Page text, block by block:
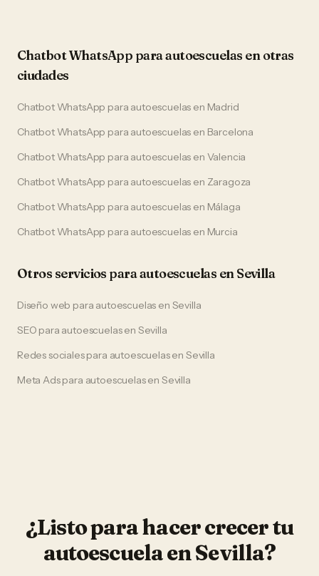
Chatbot WhatsApp paraautoescuelas en otras
ciudades
Chatbot WhatsApp para autoescuelas en Madrid
Chatbot WhatsApp para autoescuelas en Barcelona
Chatbot WhatsApp para autoescuelas en Valencia
Chatbot WhatsApp para autoescuelas en Zaragoza
Chatbot WhatsApp para autoescuelas en Málaga
Chatbot WhatsApp para autoescuelas en Murcia
Otros servicios paraautoescuelas enSevilla
Diseño web para autoescuelas en Sevilla
SEO para autoescuelasen Sevilla
Redes socialespara autoescuelasen Sevilla
Meta Adspara autoescuelasen Sevilla
¿Listo para hacer crecer tu
autoescuelaenSevilla?